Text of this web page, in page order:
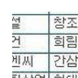
잡(이공계, 기계, 전기
(백화점 유통 분야) 등
는 사이트입니다. 이들
고 있습니다. 네이버 검
를 찾을 수 있습니다. 전
운영합니다...